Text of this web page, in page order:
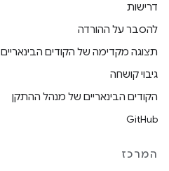
דרישות
להסבר על ההורדה
תצוגה מקדימה של הקודים הבינאריים
גיבוי קושחה
הקודים הבינאריים של מנהל ההתקן
GitHub
המרכז